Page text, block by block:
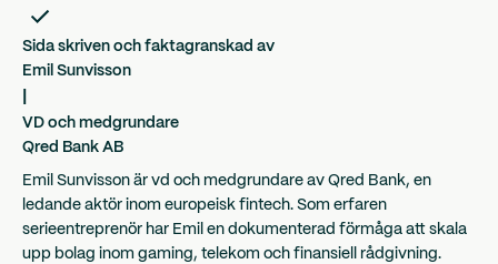
Sida skriven och faktagranskad av
Emil Sunvisson
VD och medgrundare
Qred Bank AB
Emil Sunvisson är vd och medgrundare av Qred Bank, en
ledande aktör inom europeisk fintech. Som erfaren
serieentreprenör har Emil en dokumenterad förmåga att skala
upp bolag inom gaming, telekom och finansiell rådgivning.